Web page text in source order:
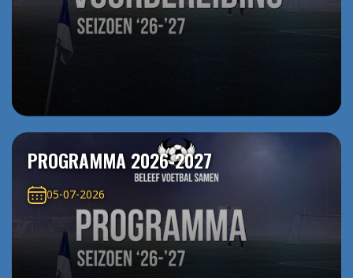
PROGRAMMA 2026-2027
05-07-2026